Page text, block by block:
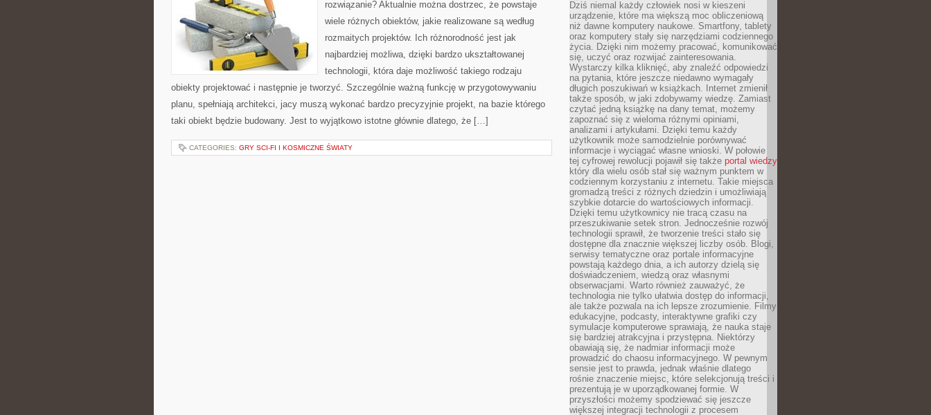
rozwiązanie? Aktualnie można dostrzec, że powstaje
wiele różnych obiektów, jakie realizowane są według
rozmaitych projektów. Ich różnorodność jest jak
najbardziej możliwa, dzięki bardzo ukształtowanej
technologii, która daje możliwość takiego rodzaju
obiekty projektować i następnie je tworzyć. Szczególnie ważną funkcję w przygotowywaniu
planu, spełniają architekci, jacy muszą wykonać bardzo precyzyjnie projekt, na bazie którego
taki obiekt będzie budowany. Jest to wyjątkowo istotne głównie dlatego, że […]
CATEGORIES: GRY SCI-FI I KOSMICZNE ŚWIATY
Dziś niemal każdy człowiek nosi w kieszeni
urządzenie, które ma większą moc obliczeniową
niż dawne komputery naukowe. Smartfony, tablety
oraz komputery stały się narzędziami codziennego
życia. Dzięki nim możemy pracować, komunikować
się, uczyć oraz rozwijać zainteresowania.
Wystarczy kilka kliknięć, aby znaleźć odpowiedzi
na pytania, które jeszcze niedawno wymagały
długich poszukiwań w książkach. Internet zmienił
także sposób, w jaki zdobywamy wiedzę. Zamiast
czytać jedną książkę na dany temat, możemy
zapoznać się z wieloma różnymi opiniami,
analizami i artykułami. Dzięki temu każdy
użytkownik może samodzielnie porównywać
informacje i wyciągać własne wnioski. W połowie
tej cyfrowej rewolucji pojawił się także portal wiedzy
który dla wielu osób stał się ważnym punktem w
codziennym korzystaniu z internetu. Takie miejsca
gromadzą treści z różnych dziedzin i umożliwiają
szybkie dotarcie do wartościowych informacji.
Dzięki temu użytkownicy nie tracą czasu na
przeszukiwanie setek stron. Jednocześnie rozwój
technologii sprawił, że tworzenie treści stało się
dostępne dla znacznie większej liczby osób. Blogi,
serwisy tematyczne oraz portale informacyjne
powstają każdego dnia, a ich autorzy dzielą się
doświadczeniem, wiedzą oraz własnymi
obserwacjami. Warto również zauważyć, że
technologia nie tylko ułatwia dostęp do informacji,
ale także pozwala na ich lepsze zrozumienie. Filmy
edukacyjne, podcasty, interaktywne grafiki czy
symulacje komputerowe sprawiają, że nauka staje
się bardziej atrakcyjna i przystępna. Niektórzy
obawiają się, że nadmiar informacji może
prowadzić do chaosu informacyjnego. W pewnym
sensie jest to prawda, jednak właśnie dlatego
rośnie znaczenie miejsc, które selekcjonują treści i
prezentują je w uporządkowanej formie. W
przyszłości możemy spodziewać się jeszcze
większej integracji technologii z procesem